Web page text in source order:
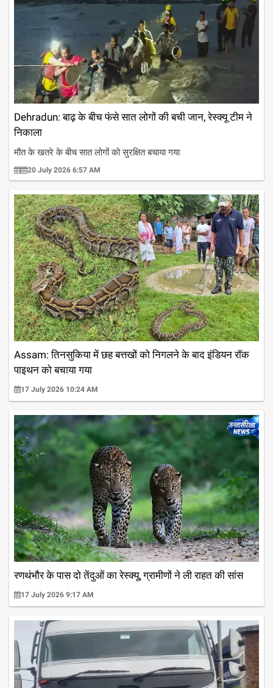
Dehradun: बाढ़ के बीच फंसे सात लोगों की बची जान, रेस्क्यू टीम ने
निकाला
मौत के खतरे के बीच सात लोगों को सुरक्षित बचाया गया
20 July 2026 6:57 AM
Assam: तिनसुकिया में छह बत्तखों को निगलने के बाद इंडियन रॉक
पाइथन को बचाया गया
17 July 2026 10:24 AM
रणथंभौर के पास दो तेंदुओं का रेस्क्यू, ग्रामीणों ने ली राहत की सांस
17 July 2026 9:17 AM